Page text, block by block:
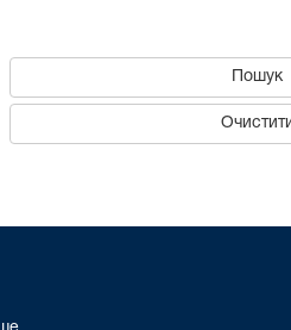
Пошук
Очистити